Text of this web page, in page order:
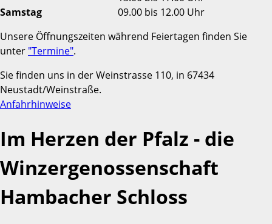
Samstag
09.00 bis 12.00 Uhr
Unsere Öffnungszeiten während Feiertagen finden Sie
unter "Termine".
Sie finden uns in der Weinstrasse 110, in 67434
Neustadt/Weinstraße.
Anfahrhinweise
Im Herzen der Pfalz - die
Winzergenossenschaft
Hambacher Schloss